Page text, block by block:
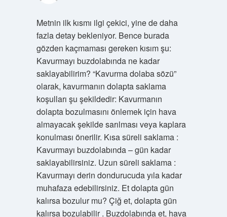
Metnin ilk kısmı ilgi çekici, yine de daha
fazla detay bekleniyor. Bence burada
gözden kaçmaması gereken kısım şu:
Kavurmayı buzdolabında ne kadar
saklayabilirim? “Kavurma dolaba sözü”
olarak, kavurmanın dolapta saklama
koşulları şu şekildedir: Kavurmanın
dolapta bozulmasını önlemek için hava
almayacak şekilde sarılması veya kaplara
konulması önerilir. Kısa süreli saklama :
Kavurmayı buzdolabında – gün kadar
saklayabilirsiniz. Uzun süreli saklama :
Kavurmayı derin dondurucuda yıla kadar
muhafaza edebilirsiniz. Et dolapta gün
kalırsa bozulur mu? Çiğ et, dolapta gün
kalırsa bozulabilir . Buzdolabında et, hava